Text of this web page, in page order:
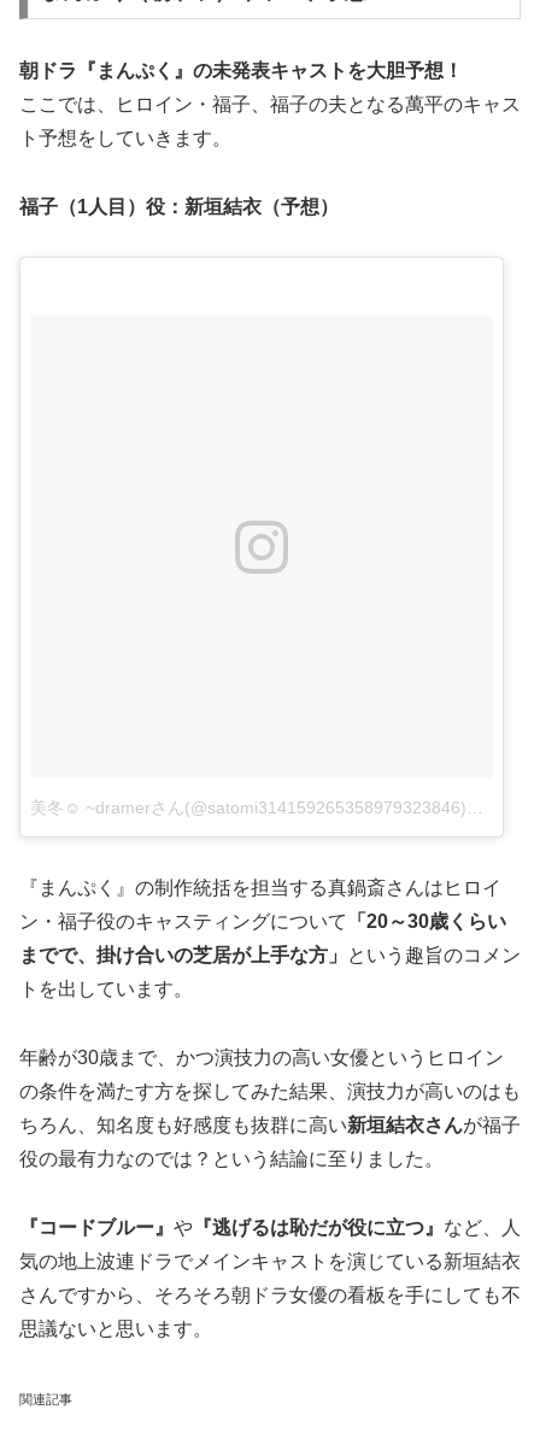
朝ドラ『まんぷく』の未発表キャストを大胆予想！
ここでは、ヒロイン・福子、福子の夫となる萬平のキャス
ト予想をしていきます。
福子（1人目）役： 新垣結衣（予想）
美冬☺︎ ~dramerさん(@satomi314159265358979323846)がシェアした投稿
『まんぷく』の制作統括を担当する真鍋斎さんはヒロイ
ン・福子役のキャスティングについて
「20～30歳くらい
までで、掛け合いの芝居が上手な方」
という趣旨のコメン
トを出しています。
年齢が30歳まで、かつ演技力の高い女優というヒロイン
の条件を満たす方を探してみた結果、演技力が高いのはも
ちろん、知名度も好感度も抜群に高い新垣結衣さんが福子
役の最有力なのでは？という結論に至りました。
『コードブルー』 や 『逃げるは恥だが役に立つ』 など、人
気の地上波連ドラでメインキャストを演じている新垣結衣
さんですから、そろそろ朝ドラ女優の看板を手にしても不
思議ないと思います。
関連記事